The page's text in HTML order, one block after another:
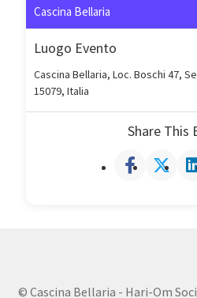
Cascina Bellaria
Luogo Evento
Cascina Bellaria, Loc. Boschi 47,
15079, Italia
Share This
© Cascina Bellaria - Hari-Om